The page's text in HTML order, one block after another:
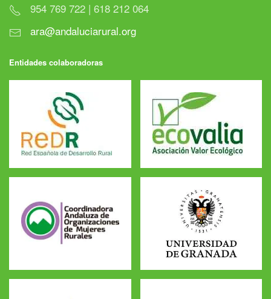
954 769 722 | 618 212 064
ara@andaluciarural.org
Entidades colaboradoras